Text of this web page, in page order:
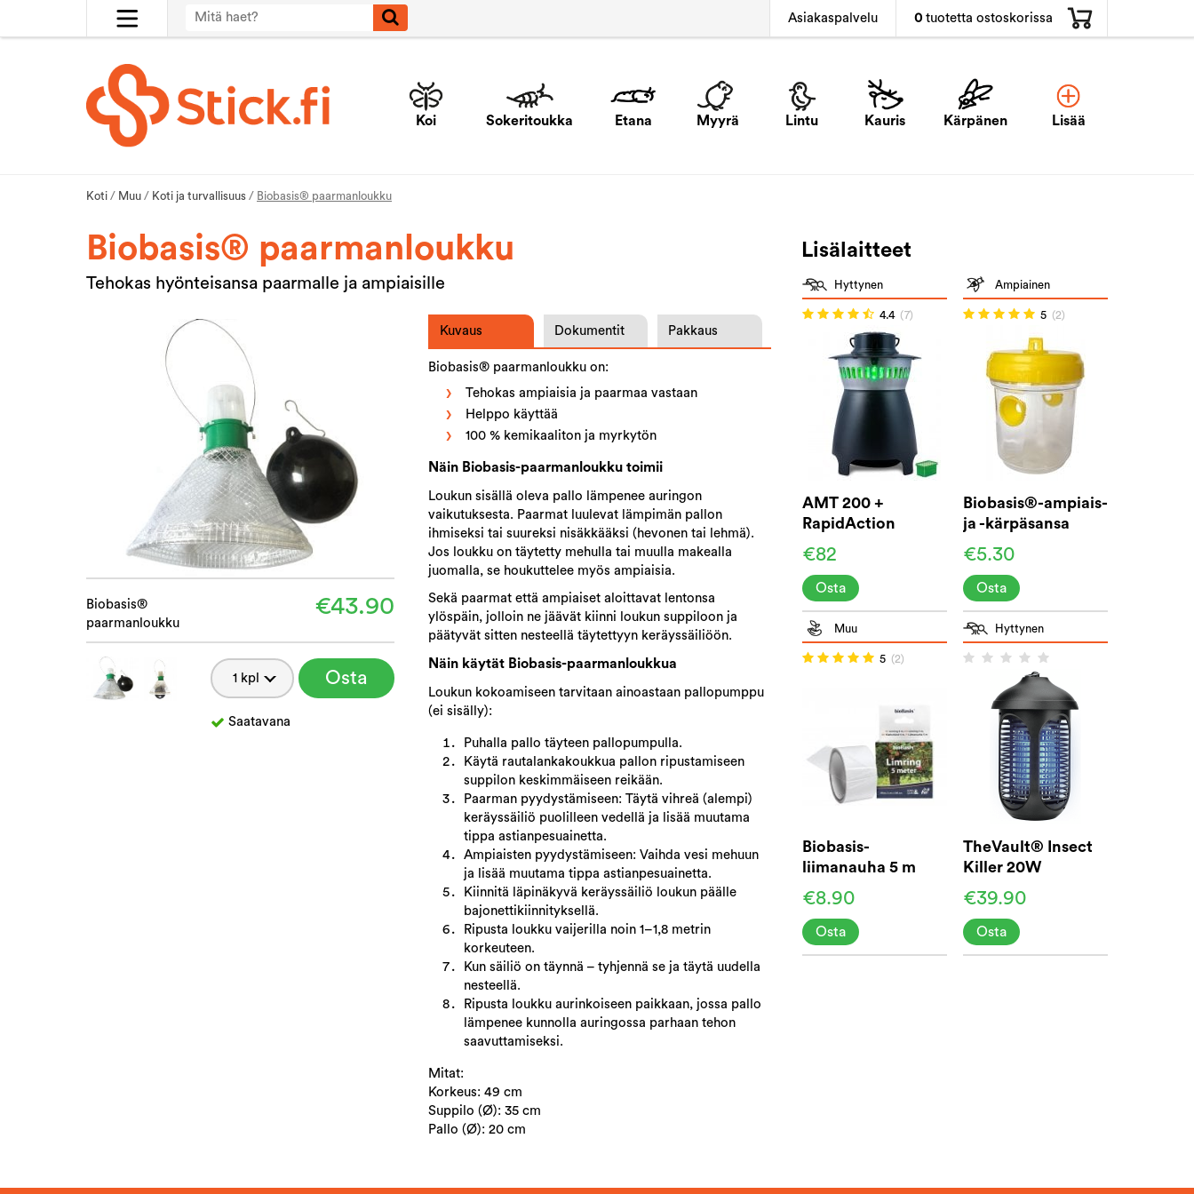
Asiakaspalvelu 0 tuotetta ostoskorissa
Koi Sokeritoukka Etana Myyrä Lintu Kauris Kärpänen Lisää
Koti / Muu / Koti ja turvallisuus / Biobasis® paarmanloukku
Biobasis® paarmanloukku
Tehokas hyönteisansa paarmalle ja ampiaisille
Biobasis®
paarmanloukku
€43.90
Osta
Saatavana
Kuvaus Dokumentit Pakkaus
Biobasis® paarmanloukku on:
Tehokas ampiaisia ja paarmaa vastaan
Helppo käyttää
100 % kemikaaliton ja myrkytön
Näin Biobasis-paarmanloukku toimii
Loukun sisällä oleva pallo lämpenee auringon
vaikutuksesta. Paarmat luulevat lämpimän pallon
ihmiseksi tai suureksi nisäkkääksi (hevonen tai lehmä).
Jos loukku on täytetty mehulla tai muulla makealla
juomalla, se houkuttelee myös ampiaisia.
Sekä paarmat että ampiaiset aloittavat lentonsa
ylöspäin, jolloin ne jäävät kiinni loukun suppiloon ja
päätyvät sitten nesteellä täytettyyn keräyssäiliöön.
Näin käytät Biobasis-paarmanloukkua
Loukun kokoamiseen tarvitaan ainoastaan pallopumppu
(ei sisälly):
Puhalla pallo täyteen pallopumpulla.
Käytä rautalankakoukkua pallon ripustamiseen
suppilon keskimmäiseen reikään.
Paarman pyydystämiseen: Täytä vihreä (alempi)
keräyssäiliö puolilleen vedellä ja lisää muutama
tippa astianpesuainetta.
Ampiaisten pyydystämiseen: Vaihda vesi mehuun
ja lisää muutama tippa astianpesuainetta.
Kiinnitä läpinäkyvä keräyssäiliö loukun päälle
bajonettikiinnityksellä.
Ripusta loukku vaijerilla noin 1–1,8 metrin
korkeuteen.
Kun säiliö on täynnä – tyhjennä se ja täytä uudella
nesteellä.
Ripusta loukku aurinkoiseen paikkaan, jossa pallo
lämpenee kunnolla auringossa parhaan tehon
saavuttamiseksi.
Mitat:
Korkeus: 49 cm
Suppilo (Ø): 35 cm
Pallo (Ø): 20 cm
Lisälaitteet
Hyttynen
4.4 (7)
AMT 200 +
RapidAction
€82
Osta
Ampiainen
5 (2)
Biobasis®-ampiais-
ja -kärpäsansa
€5.30
Osta
Muu
5 (2)
Biobasis-
liimanauha 5 m
€8.90
Osta
Hyttynen
TheVault® Insect
Killer 20W
€39.90
Osta